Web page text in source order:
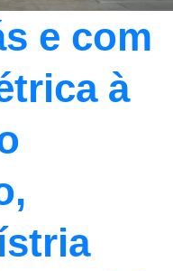
e com
à